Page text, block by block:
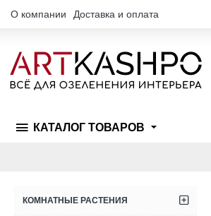
О компании Доставка и оплата
КАТАЛОГ ТОВАРОВ
КОМНАТНЫЕ РАСТЕНИЯ